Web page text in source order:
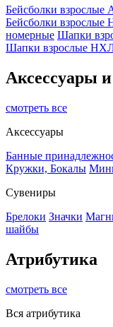
Бейсболки взрослые
Бейсболки
номерные Шапки
Шапки взрослые
Аксессуары
смотреть все
Аксессуары
Банные
Кружки, Бокалы
Сувениры
Брелоки Значки
шайбы
Атрибутика
смотреть все
Вся атрибутика